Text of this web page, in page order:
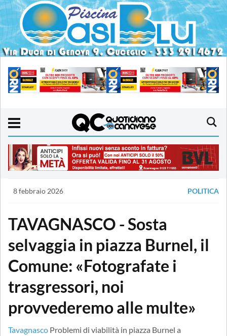
8 febbraio 2026 POLITICA
TAVAGNASCO - Sosta
selvaggia in piazza Burnel, il
Comune: «Fotografate i
trasgressori, noi
provvederemo alle multe»
Tavagnasco Problemi di viabilità in piazza Burnel a